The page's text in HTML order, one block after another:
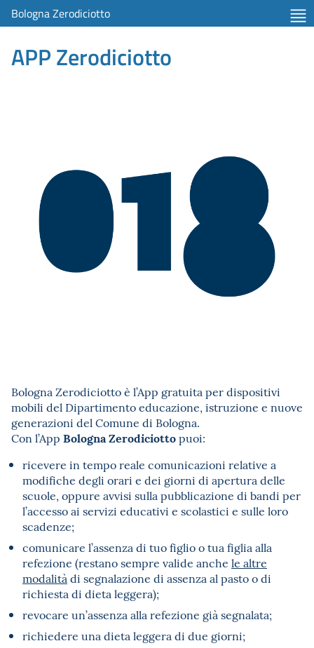
Bologna Zerodiciotto
APP Zerodiciotto
Bologna Zerodiciotto è l’App gratuita per dispositivi
mobili del Dipartimento educazione, istruzione e nuove
generazioni del Comune di Bologna.
Con l’App Bologna Zerodiciottopuoi:
ricevere in tempo reale comunicazioni relative a
modifiche degli orari e dei giorni di apertura delle
scuole, oppure avvisi sulla pubblicazione di bandi per
l’accesso ai servizi educativi e scolastici e sulle loro
scadenze;
comunicare l’assenza di tuo figlio o tua figlia alla
refezione (restano sempre valide anche le altre
modalità di segnalazione di assenza al pasto o di
richiesta di dieta leggera);
revocare un’assenza alla refezione già segnalata;
richiedere una dieta leggera di due giorni;